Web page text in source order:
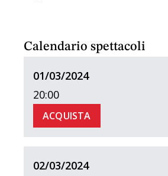
Calendario spettacoli
01/03/2024
20:00
ACQUISTA
02/03/2024